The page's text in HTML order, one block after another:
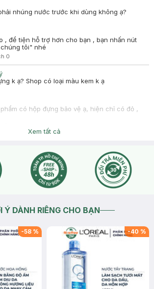
nhúng nước trước khi dùng không ạ?
, để tiện hỗ trợ hơn cho bạn , bạn nhấn nút
tôi" nhé
0
k ạ? Shop có loại màu kem k ạ
có hộp đựng bảo vệ ạ, hiện chỉ có đỏ ,
Xem tất cả
Ý DÀNH RIÊNG CHO BẠN
-58 % -40 %